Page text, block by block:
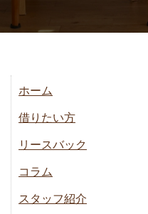
ホーム
借りたい方
リースバック
コラム
スタッフ紹介